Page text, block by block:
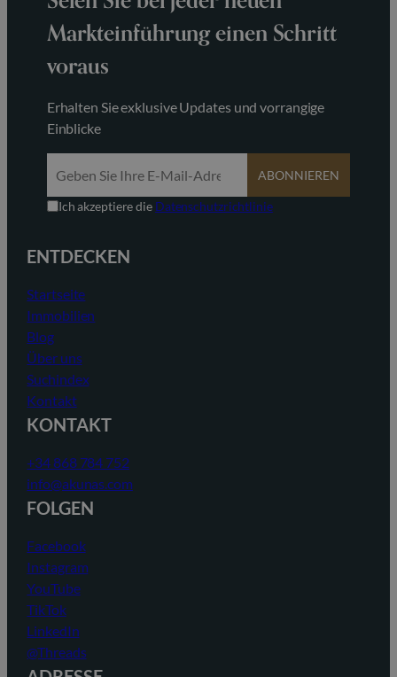
Markteinführung einen Schritt
voraus
Erhalten Sie exklusive Updates und vorrangige
Einblicke
ABONNIEREN
Ich akzeptiere die Datenschutzrichtlinie
ENTDECKEN
Startseite
Immobilien
Blog
Über uns
Suchindex
Kontakt
KONTAKT
+34 868 784 752
info@akunas.com
FOLGEN
Facebook
Instagram
YouTube
TikTok
LinkedIn
@Threads